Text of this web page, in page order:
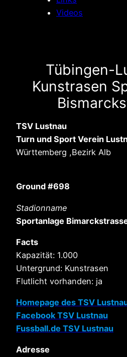
Videos
Tübingen-
Kunstrasen
TSV Lustnau
Turn und Sport Verein
Württemberg ,Bezirk Alb
Ground #698
Stadionname
Sportanlage
Facts
Kapazität: 1.000
Untergrund: Kunstrasen
Flutlicht vorhanden: ja
Homepage des TSV
Facebook TSV Lustnau
Fussball.de TSV Lustnau
Adresse